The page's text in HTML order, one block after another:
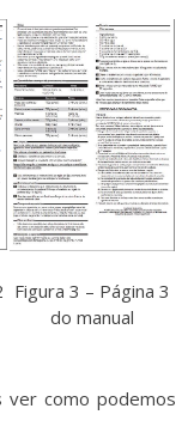
Figura 3 – Página 3
do manual
ver como podemos